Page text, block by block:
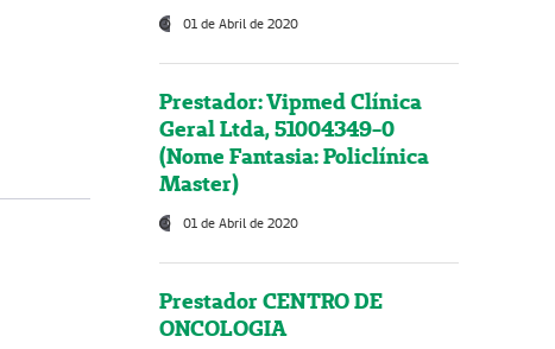
01 de Abril de 2020
Prestador: Vipmed Clínica
Geral Ltda, 51004349-0
(Nome Fantasia: Policlínica
Master)
01 de Abril de 2020
Prestador CENTRO DE
ONCOLOGIA